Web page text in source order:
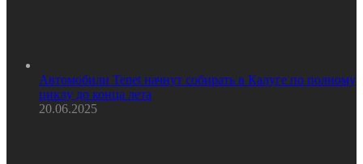
Автомобили Tenet начнут собирать в Калуге по полному
циклу до конца лета
20.06.2025